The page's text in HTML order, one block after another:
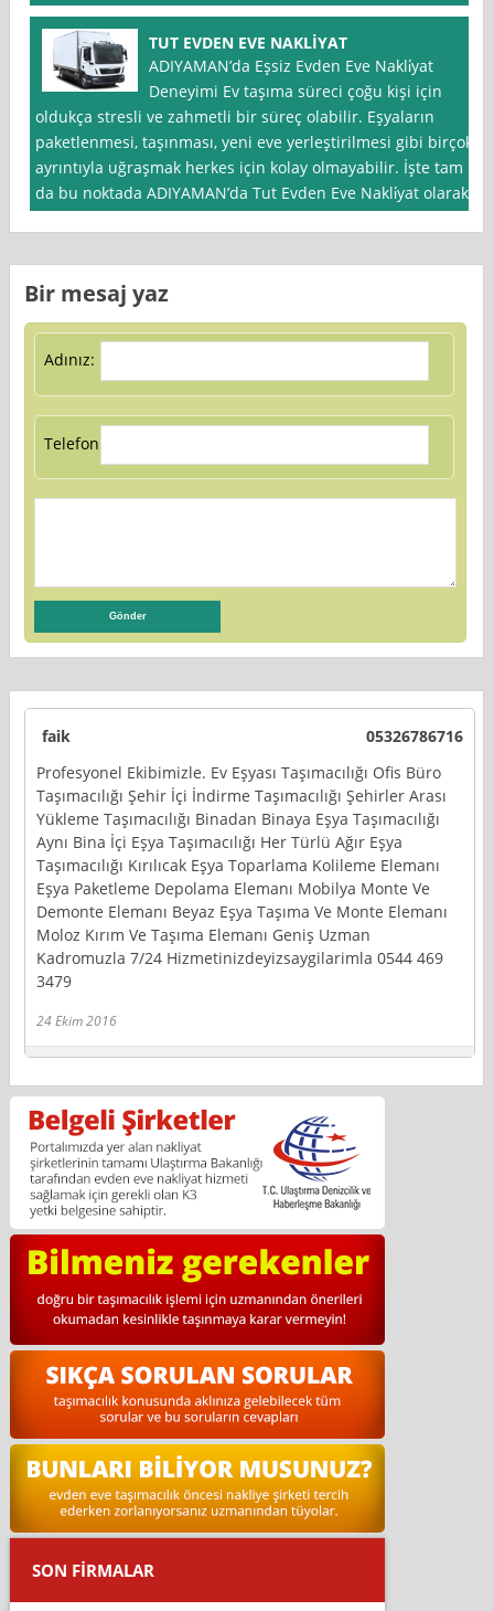
TUT EVDEN EVE NAKLİYAT
ADIYAMAN’da Eşsiz Evden Eve Nakli̇yat
Deneyimi Ev taşıma süreci çoğu kişi için
oldukça stresli ve zahmetli bir süreç olabilir. Eşyaların
paketlenmesi, taşınması, yeni eve yerleştirilmesi gibi birçok
ayrıntıyla uğraşmak herkes için kolay olmayabilir. İşte tam
da bu noktada ADIYAMAN’da Tut Evden Eve Nakli̇yat olarak
Bir mesaj yaz
Adınız:
Telefon:
faik
05326786716
Profesyonel Ekibimizle. Ev Eşyası Taşımacılığı Ofis Büro
Taşımacılığı Şehir İçi İndirme Taşımacılığı Şehirler Arası
Yükleme Taşımacılığı Binadan Binaya Eşya Taşımacılığı
Aynı Bina İçi Eşya Taşımacılığı Her Türlü Ağır Eşya
Taşımacılığı Kırılıcak Eşya Toparlama Kolileme Elemanı
Eşya Paketleme Depolama Elemanı Mobilya Monte Ve
Demonte Elemanı Beyaz Eşya Taşıma Ve Monte Elemanı
Moloz Kırım Ve Taşıma Elemanı Geniş Uzman
Kadromuzla 7/24 Hizmetinizdeyizsaygilarimla 0544 469
3479
24 Ekim 2016
SON FİRMALAR